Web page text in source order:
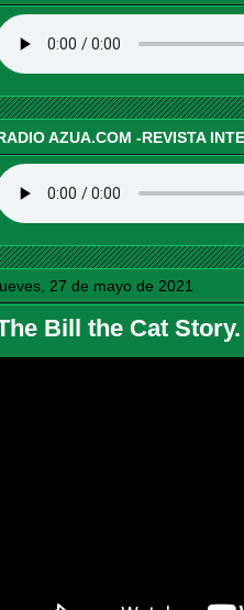
AZUA.COM -REVISTA
27 de mayo de 2021
Bill the Cat Story.